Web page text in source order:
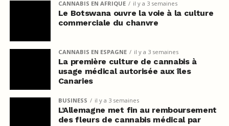
CANNABIS EN AFRIQUE il y a 3 semaines
Le Botswana ouvre la voie à la culture
commerciale du chanvre
CANNABIS EN ESPAGNE il y a 3 semaines
La première culture de cannabis à
usage médical autorisée aux îles
Canaries
BUSINESS il y a 3 semaines
L’Allemagne met fin au remboursement
des fleurs de cannabis médical par